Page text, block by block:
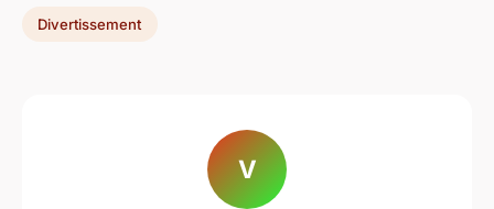
Divertissement
V